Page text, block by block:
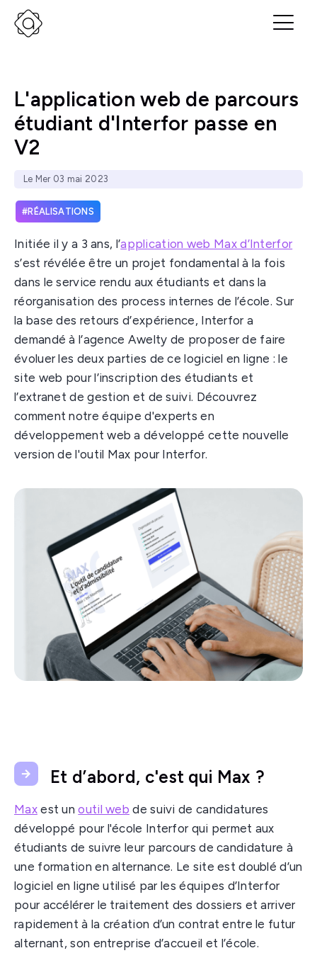
L'application web de parcours
étudiant d'Interfor passe en
V2
Le Mer 03 mai 2023
RÉALISATIONS
Initiée il y a 3 ans, l’application web Max d’Interfor
s’est révélée être un projet fondamental à la fois
dans le service rendu aux étudiants et dans la
réorganisation des process internes de l’école. Sur
la base des retours d’expérience, Interfor a
demandé à l’agence Awelty de proposer de faire
évoluer les deux parties de ce logiciel en ligne : le
site web pour l’inscription des étudiants et
l’extranet de gestion et de suivi. Découvrez
comment notre équipe d'experts en
développement web a développé cette nouvelle
version de l'outil Max pour Interfor.
Et d’abord, c'est qui Max ?
Maxest unoutil web de suivi de candidatures
développé pour l'école Interfor qui permet aux
étudiants de suivre leur parcours de candidature à
une formation en alternance. Le site est doublé d’un
logiciel en ligne utilisé par les équipes d’Interfor
pour accélérer le traitement des dossiers et arriver
rapidement à la création d’un contrat entre le futur
alternant, son entreprise d’accueil et l’école.